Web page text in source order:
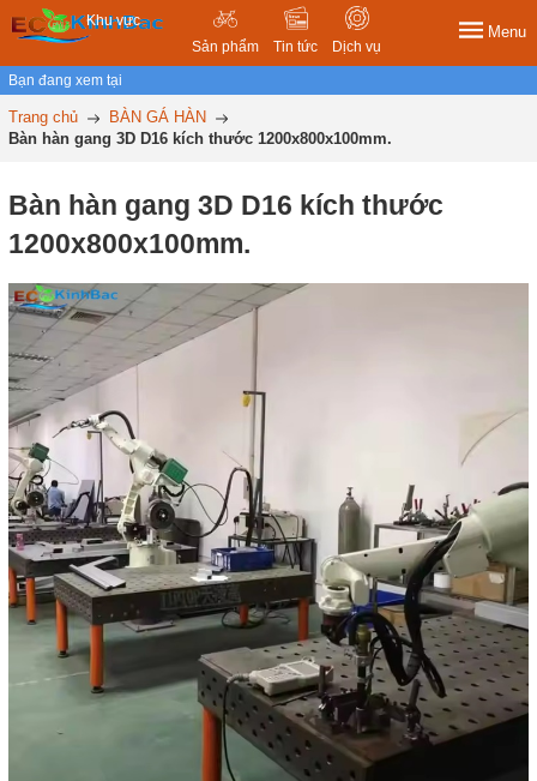
Khu vực
Sản phẩm
Tin tức Dịch vụ
Menu
Bạn đang xem tại
Trang chủ
BÀN GÁ HÀN
Bàn hàn gang 3D D16 kích thước 1200x800x100mm.
Bàn hàn gang 3D D16 kích thước
1200x800x100mm.